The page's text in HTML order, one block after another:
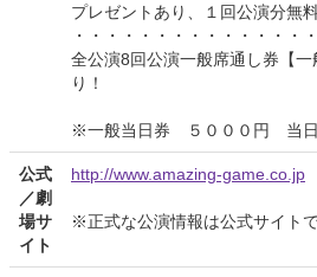
プレゼントあり、１回公演分無料
・・・・・・・・・・・・・・
全公演8回公演一般席通し券【
り！
※一般当日券 ５０００円 当
公式
／劇
場サ
イト
http://www.amazing-game.co.jp
※正式な公演情報は公式サイト